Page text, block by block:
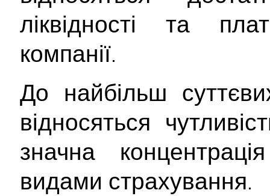
ліквідності та
компанії.
До найбільш
відносяться
значна
видами страхування.